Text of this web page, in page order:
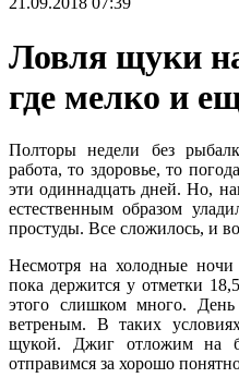
Ловля щуки
где мелко и
Полторы недели без
работа, то здоровье, то
эти одиннадцать дней. Но,
естественным образом
простуды. Все сложилось, и
Несмотря на холодные ночи
пока держится у отметки
этого слишком много.
ветреным. В таких
щукой. Джиг отложим на
отправимся за хорошо